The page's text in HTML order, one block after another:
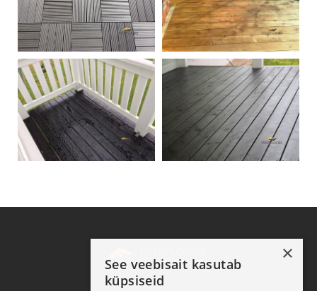
×
See veebisait kasutab
küpsiseid